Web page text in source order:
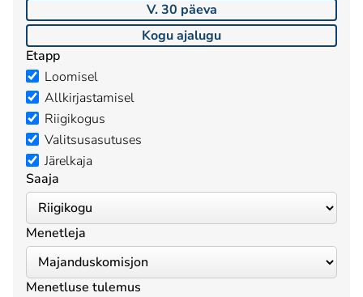
V. 30 päeva
Kogu ajalugu
Etapp
Loomisel
Allkirjastamisel
Riigikogus
Valitsusasutuses
Järelkaja
Saaja
Menetleja
Menetluse tulemus